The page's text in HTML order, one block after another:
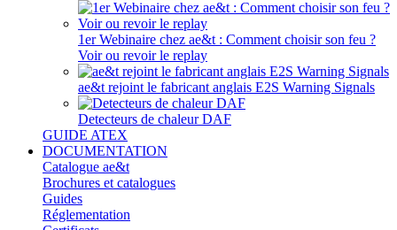
1er Webinaire chez ae&t : Comment choisir son feu ?
Voir ou revoir le replay
ae&t rejoint le fabricant anglais E2S Warning Signals
Detecteurs de chaleur DAF
GUIDE ATEX
DOCUMENTATION
Catalogue ae&t
Brochures et catalogues
Guides
Réglementation